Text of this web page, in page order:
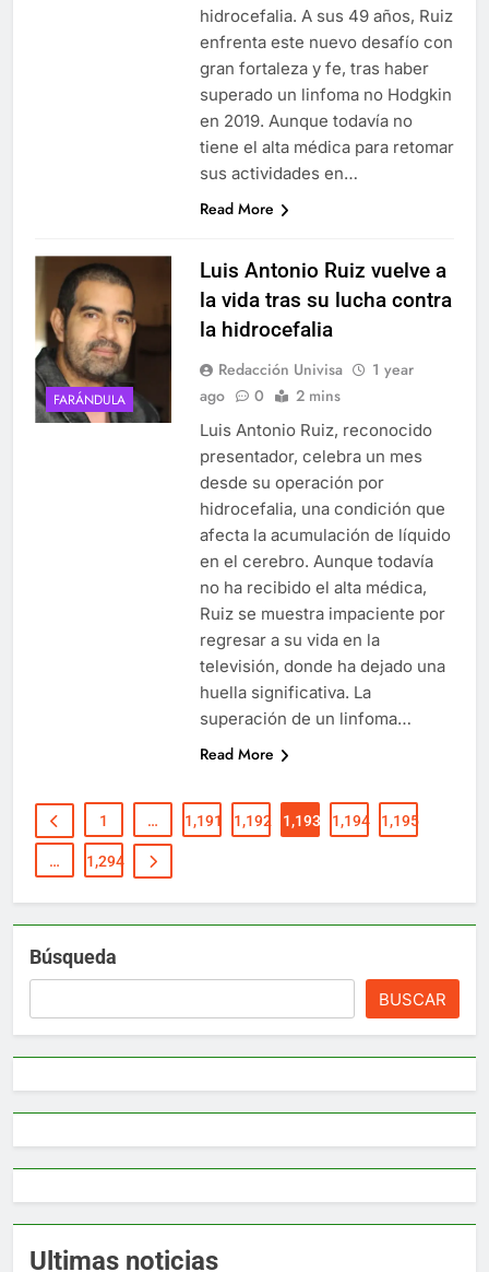
hidrocefalia. A sus 49 años, Ruiz
enfrenta este nuevo desafío con
gran fortaleza y fe, tras haber
superado un linfoma no Hodgkin
en 2019. Aunque todavía no
tiene el alta médica para retomar
sus actividades en…
Read More
FARÁNDULA
Luis Antonio Ruiz vuelve a
la vida tras su lucha contra
la hidrocefalia
Redacción Univisa
1 year
ago
0 2 mins
Luis Antonio Ruiz, reconocido
presentador, celebra un mes
desde su operación por
hidrocefalia, una condición que
afecta la acumulación de líquido
en el cerebro. Aunque todavía
no ha recibido el alta médica,
Ruiz se muestra impaciente por
regresar a su vida en la
televisión, donde ha dejado una
huella significativa. La
superación de un linfoma…
Read More
1 … 1,191 1,192 1,193 1,194 1,195
… 1,294
Búsqueda
BUSCAR
Ultimas noticias